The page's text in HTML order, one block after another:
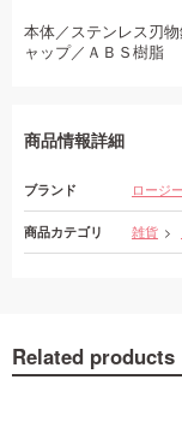
本体／ステンレス刃
ャップ／ＡＢＳ樹脂
商品情報詳細
ブランド ロージ
商品カテゴリ 雑貨
Related products